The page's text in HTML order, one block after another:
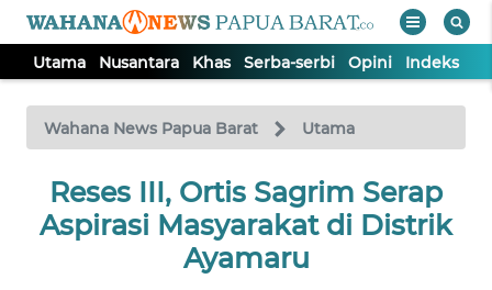
Utama Nusantara Khas Serba-serbi Opini Indeks
Wahana News Papua Barat Utama
Reses III, Ortis Sagrim Serap
Aspirasi Masyarakat di Distrik
Ayamaru
TV
Tutup
UTAMA